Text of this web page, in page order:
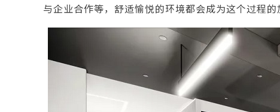
与企业合作等，舒适愉悦的环境都会成为这个过程的